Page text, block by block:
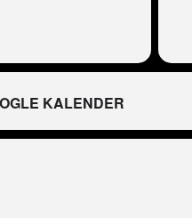
KALENDER